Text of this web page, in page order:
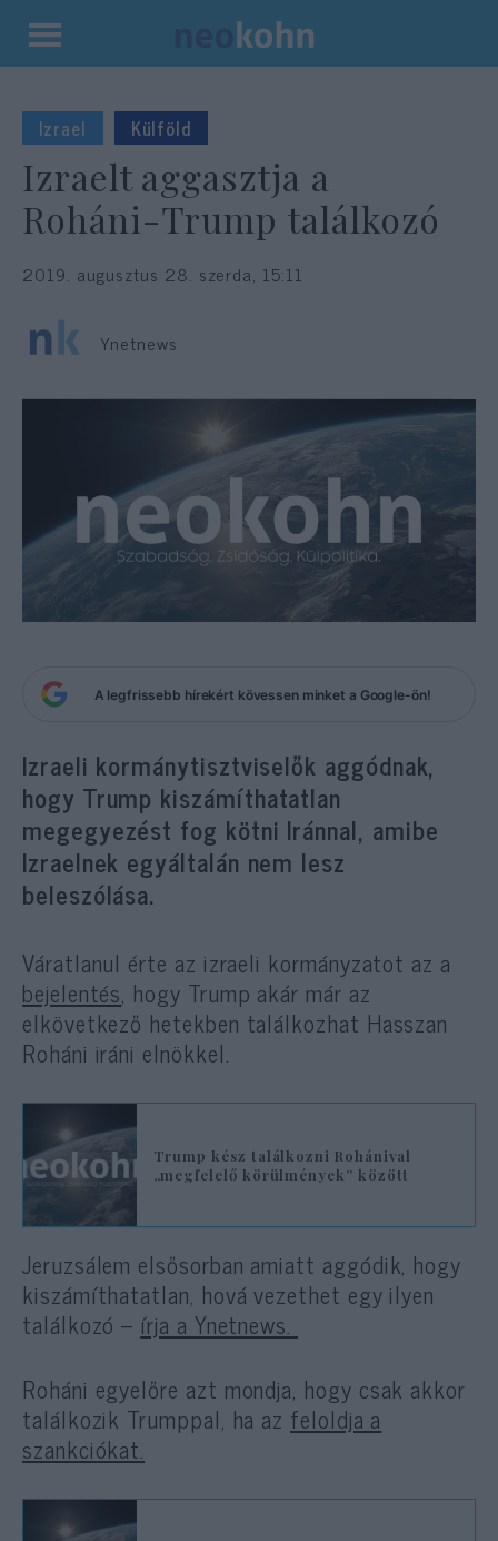
Kilépés
tartalomba
Izrael Külföld
Izraelt aggasztja a
Roháni-Trump találkozó
2019. augusztus 28. szerda, 15:11
Ynetnews
A legfrissebb hírekért kövessen minket a Google-ön!
Izraeli kormánytisztviselők aggódnak,
hogy Trump kiszámíthatatlan
megegyezést fog kötni Iránnal, amibe
Izraelnek egyáltalán nem lesz
beleszólása.
Váratlanul érte az izraeli kormányzatot az a
bejelentés, hogy Trump akár már az
elkövetkező hetekben találkozhat Hasszan
Roháni iráni elnökkel.
Trump kész találkozni Rohánival
„megfelelő körülmények” között
Jeruzsálem elsősorban amiatt aggódik, hogy
kiszámíthatatlan, hová vezethet egy ilyen
találkozó – írja a Ynetnews.
Roháni egyelőre azt mondja, hogy csak akkor
találkozik Trumppal, ha az feloldja a
szankciókat.